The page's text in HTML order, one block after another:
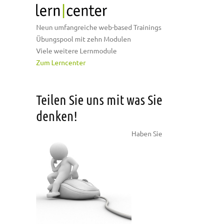
Neun umfangreiche web-based Trainings
Übungspool mit zehn Modulen
Viele weitere Lernmodule
Zum Lerncenter
Teilen Sie uns mit was Sie
denken!
Haben Sie